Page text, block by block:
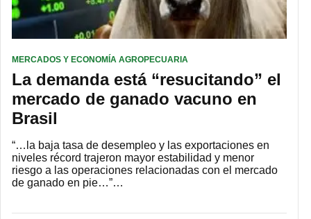
MERCADOS Y ECONOMÍA AGROPECUARIA
La demanda está “resucitando” el
mercado de ganado vacuno en
Brasil
“…la baja tasa de desempleo y las exportaciones en
niveles récord trajeron mayor estabilidad y menor
riesgo a las operaciones relacionadas con el mercado
de ganado en pie…”…